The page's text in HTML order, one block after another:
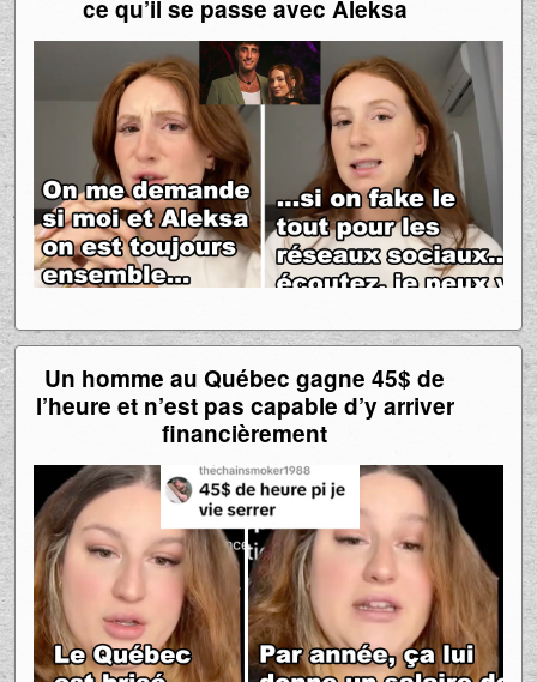
ce qu’il se passe avec Aleksa
Un homme au Québec gagne 45$ de
l’heure et n’est pas capable d’y arriver
financièrement